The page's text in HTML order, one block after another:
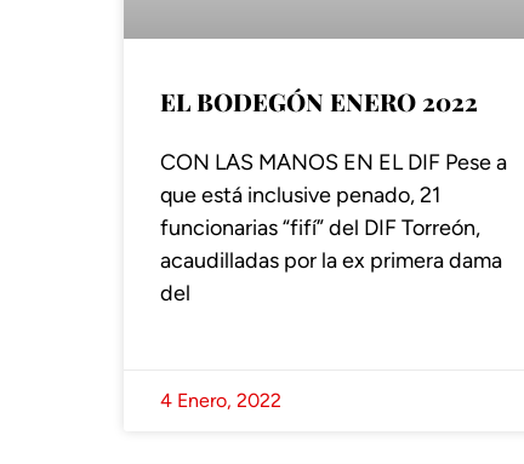
EL BODEGÓN ENERO 2022
CON LAS MANOS EN EL DIF Pese a
que está inclusive penado, 21
funcionarias “fifí” del DIF Torreón,
acaudilladas por la ex primera dama
del
4 Enero, 2022